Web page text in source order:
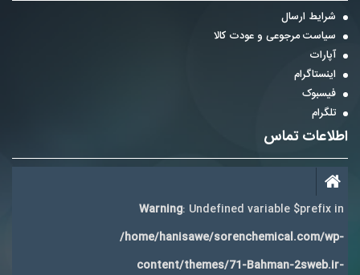
شرایط ارسال
سیاست مرجوعی و عودت کالا
آپارات
اینستاگرام
فیسبوک
تلگرام
اطلاعات تماس
Warning: Undefined variable $prefix in
/home/hanisawe/sorenchemical.com/wp-
content/themes/71-Bahman-2sweb.ir-